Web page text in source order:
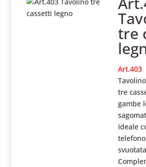
tre
Art.403
tre
gambe
Ideale